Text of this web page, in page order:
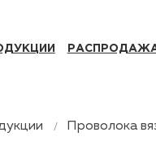
Проволока